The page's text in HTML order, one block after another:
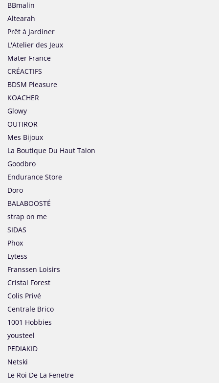
BBmalin
Altearah
Prêt à Jardiner
L'Atelier des Jeux
Mater France
CRÉACTIFS
BDSM Pleasure
KOACHER
Glowy
OUTIROR
Mes Bijoux
La Boutique Du Haut Talon
Goodbro
Endurance Store
Doro
BALABOOSTÉ
strap on me
SIDAS
Phox
Lytess
Franssen Loisirs
Cristal Forest
Colis Privé
Centrale Brico
1001 Hobbies
yousteel
PEDIAKID
Netski
Le Roi De La Fenetre